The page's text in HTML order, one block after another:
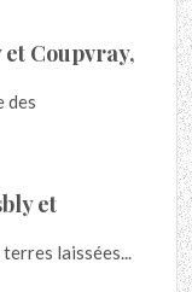
et Coupvray,
des
et
laissées...